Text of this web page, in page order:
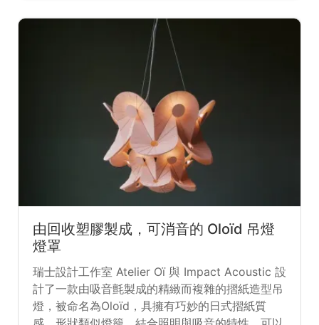
由回收塑膠製成，可消音的 Oloïd 吊燈
燈罩
瑞士設計工作室 Atelier Oï 與 Impact Acoustic 設
計了一款由吸音氈製成的精緻而複雜的摺紙造型吊
燈，被命名為Oloïd，具擁有巧妙的日式摺紙質